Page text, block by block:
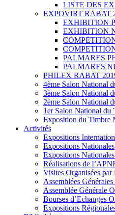
EXPOVIRT RABAT
EXHIBITION
EXHIBITION
PALMARES
PALMARES
PHILEX RABAT
4ème Salon National
3ème Salon National
2ème Salon National
1er Salon National du
Exposition du Timbre
Activités
Expositions
Expositions Nationales
Expositions
Réalisations de
Visites Organisées par
Assemblées
Assemblée Générale
Bourses d’Echanges
Expositions